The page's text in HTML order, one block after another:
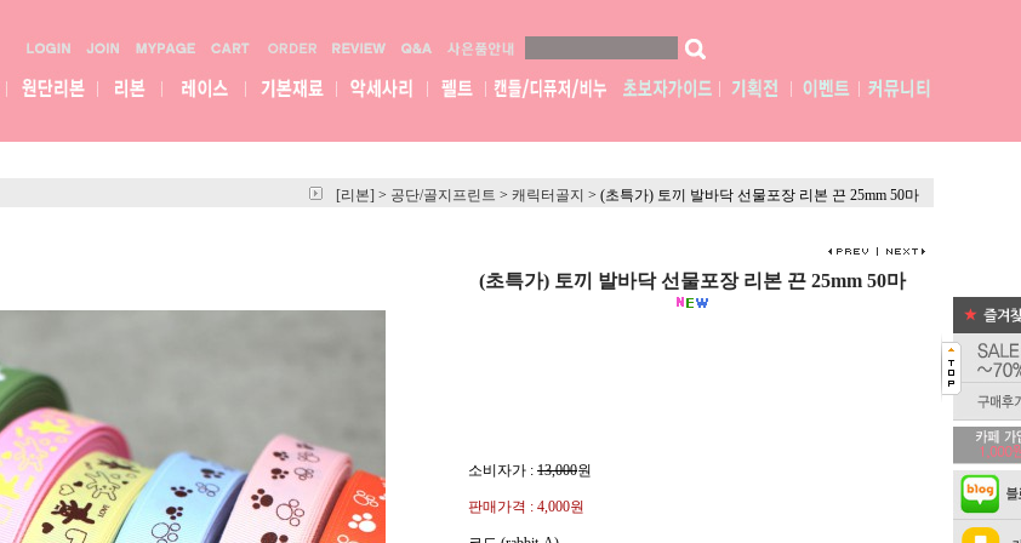
[리본] > 공단/골지프린트 > 캐릭터골지 > (초특가) 토끼 발바닥 선물포장 리본 끈 25mm 50마
(초특가) 토끼 발바닥 선물포장 리본 끈 25mm 50마
소비자가 : 13,000원
판매가격 : 4,000원